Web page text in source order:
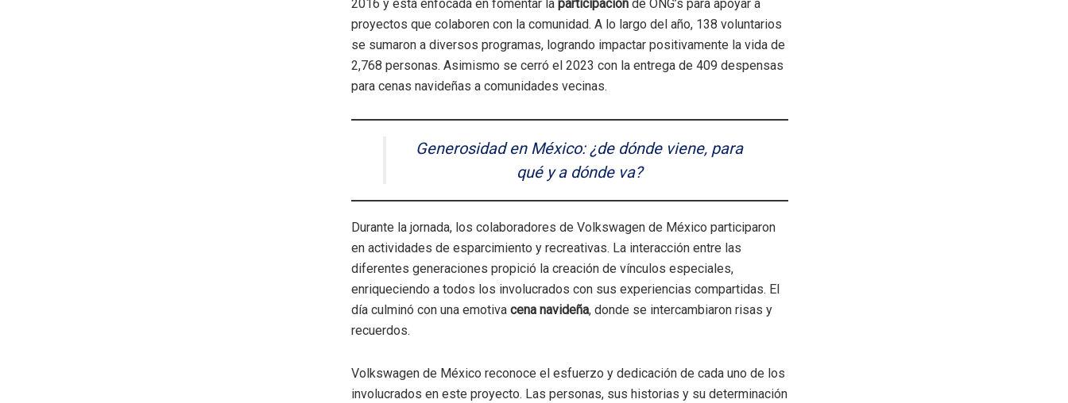
2016 y está enfocada en fomentar la participación de ONG’s para apoyar a
proyectos que colaboren con la comunidad. A lo largo del año, 138 voluntarios
se sumaron a diversos programas, logrando impactar positivamente la vida de
2,768 personas. Asimismo se cerró el 2023 con la entrega de 409 despensas
para cenas navideñas a comunidades vecinas.
Generosidad en México: ¿de dónde viene, para
qué y a dónde va?
Durante la jornada, los colaboradores de Volkswagen de México participaron
en actividades de esparcimiento y recreativas. La interacción entre las
diferentes generaciones propició la creación de vínculos especiales,
enriqueciendo a todos los involucrados con sus experiencias compartidas. El
día culminó con una emotiva cena navideña, donde se intercambiaron risas y
recuerdos.
Volkswagen de México reconoce el esfuerzo y dedicación de cada uno de los
involucrados en este proyecto. Las personas, sus historias y su determinación